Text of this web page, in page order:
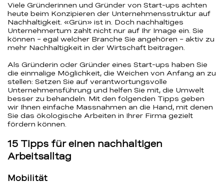
Viele Gründerinnen und Gründer von Start-ups achten
heute beim Konzipieren der Unternehmensstruktur auf
Nachhaltigkeit. «Grün» ist in. Doch nachhaltiges
Unternehmertum zahlt nicht nur auf Ihr Image ein. Sie
können – egal welcher Branche Sie angehören – aktiv zu
mehr Nachhaltigkeit in der Wirtschaft beitragen.
Als Gründerin oder Gründer eines Start-ups haben Sie
die einmalige Möglichkeit, die Weichen von Anfang an zu
stellen: Setzen Sie auf verantwortungsvolle
Unternehmensführung und helfen Sie mit, die Umwelt
besser zu behandeln. Mit den folgenden Tipps geben
wir Ihnen einfache Massnahmen an die Hand, mit denen
Sie das ökologische Arbeiten in Ihrer Firma gezielt
fördern können.
15 Tipps für einen nachhaltigen
Arbeitsalltag
Mobilität